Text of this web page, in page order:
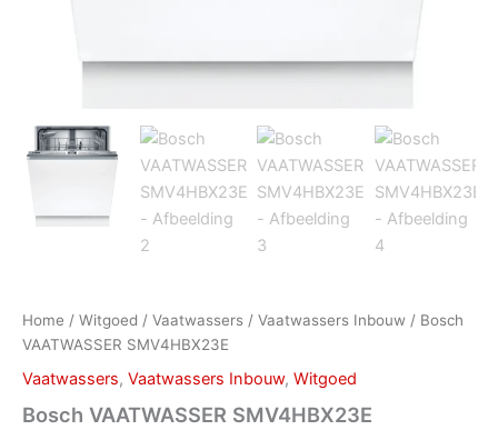
Home / Witgoed / Vaatwassers / Vaatwassers Inbouw / Bosch
VAATWASSER SMV4HBX23E
Vaatwassers, Vaatwassers Inbouw, Witgoed
Bosch VAATWASSER SMV4HBX23E